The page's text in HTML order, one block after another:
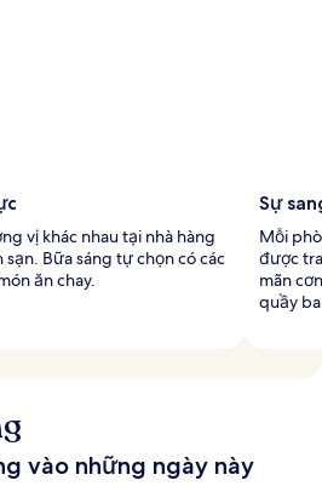
vị khác nhau tại nhà hàng
sạn. Bữa sáng tự chọn có các
ăn chay.
Sự
Mỗi
được
mãn
quầy
vào những ngày này